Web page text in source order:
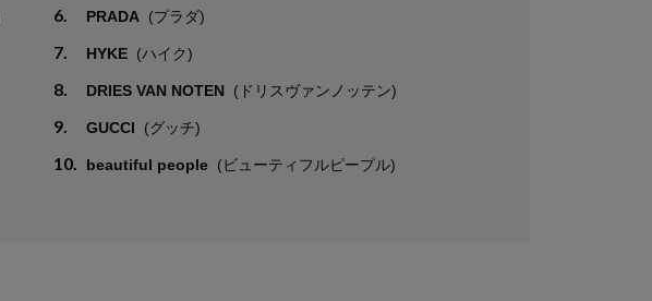
6. PRADA (プラダ)
7. HYKE (ハイク)
8. DRIES VAN NOTEN (ドリスヴァンノッテン)
9. GUCCI (グッチ)
10. beautiful people (ビューティフルピープル)